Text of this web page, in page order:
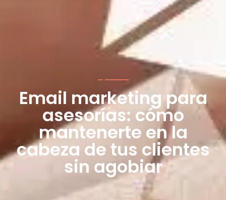
Email marketing para
asesorías: cómo
mantenerte en la
cabeza de tus clientes
sin agobiar